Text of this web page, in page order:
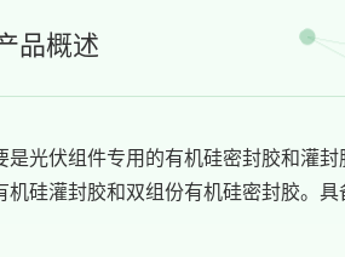
品概述
是光伏组件专用的有机硅密封胶和灌
机硅灌封胶和双组份有机硅密封胶。具